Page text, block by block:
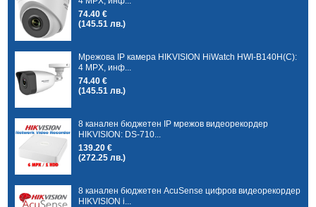
74.40 €
(145.51 лв.)
Мрежова IP камера HIKVISION HiWatch HWI-B140H(C):
4 MPX, инф...
74.40 €
(145.51 лв.)
8 канален бюджетен IP мрежов видеорекордер
HIKVISION: DS-710...
139.20 €
(272.25 лв.)
8 канален бюджетен AcuSense цифров видеорекордер
HIKVISION i...